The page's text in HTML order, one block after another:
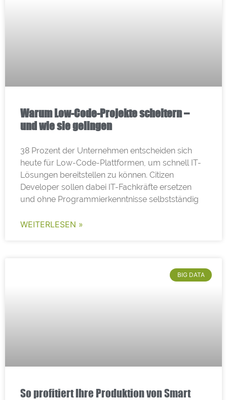
Warum Low-Code-Projekte scheitern –
und wie sie gelingen
38 Prozent der Unternehmen entscheiden sich
heute für Low-Code-Plattformen, um schnell IT-
Lösungen bereitstellen zu können. Citizen
Developer sollen dabei IT-Fachkräfte ersetzen
und ohne Programmierkenntnisse selbstständig
WEITERLESEN »
BIG DATA
So profitiert Ihre Produktion von Smart